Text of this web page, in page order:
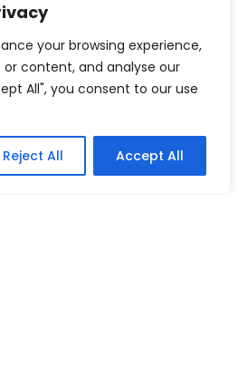
your browsing experience,
or content, and analyse our
All", you consent to our use
Reject All Accept All